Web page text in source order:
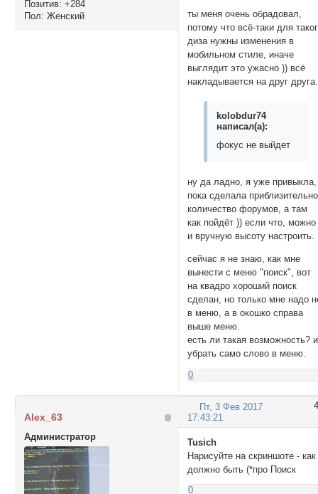
Позитив: +284
Пол: Женский
ты меня очень обрадовал,
потому что всё-таки для
диза нужны изменения в
мобильном стиле, иначе
выглядит это ужасно )) всё
накладывается на друг друга.
kolobdur74
написал(а):
фокус не выйдет
ну да ладно, я уже привыкла,
пока сделала
количество форумов, а там
как пойдёт )) если что, можно
и вручную высоту настроить.
сейчас я не знаю, как мне
вынести с меню "поиск", вот
на квадро хороший поиск
сделан, но только мне надо
в меню, а в окошко справа
выше меню.
есть ли такая возможность? и
убрать само слово в меню.
0
4
Пт, 3 Фев 2017
17:43:21
Alex_63
Администратор
Tusich
Нарисуйте на скриншоте - как
должно быть (*про Поиск
0